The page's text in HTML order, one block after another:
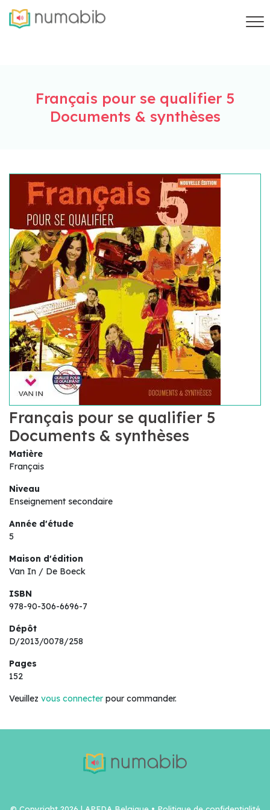
Français pour se qualifier 5
Documents & synthèses
Français pour se qualifier 5
Documents & synthèses
Matière
Français
Niveau
Enseignement secondaire
Année d'étude
5
Maison d'édition
Van In / De Boeck
ISBN
978-90-306-6696-7
Dépôt
D/2013/0078/258
Pages
152
Veuillez vous connecter pour commander.